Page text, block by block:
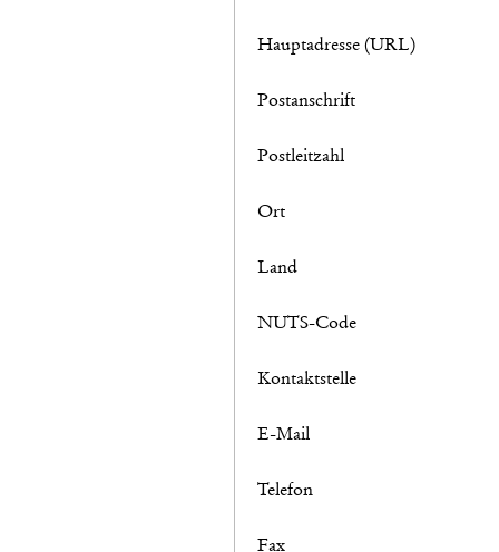
Hauptadresse (URL)
Postanschrift
Postleitzahl
Ort
Land
NUTS-Code
Kontaktstelle
E-Mail
Telefon
Fax